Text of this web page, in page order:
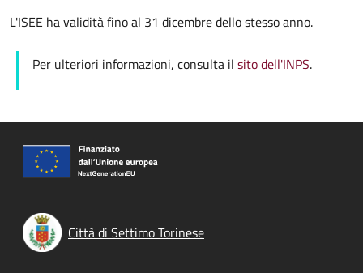
L'ISEE ha validità fino al 31 dicembre dello stesso anno.
Per ulteriori informazioni, consulta il sito dell'INPS.
Città di Settimo Torinese